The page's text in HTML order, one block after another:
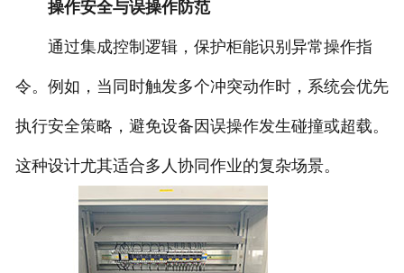
操作安全与误操作防范
通过集成控制逻辑，保护柜能识别异常操作指
令。例如，当同时触发多个冲突动作时，系统会优先
执行安全策略，避免设备因误操作发生碰撞或超载。
这种设计尤其适合多人协同作业的复杂场景。